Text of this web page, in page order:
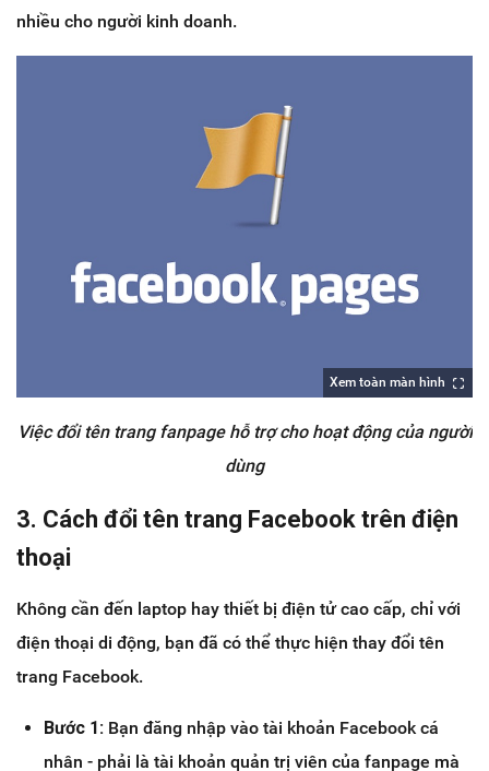
nhiều cho người kinh doanh.
Xem toàn màn hình
Việc đổi tên trang fanpage hỗ trợ cho hoạt động của người
dùng
3. Cách đổi tên trang Facebook trên điện
thoại
Không cần đến laptop hay thiết bị điện tử cao cấp, chỉ với
điện thoại di động, bạn đã có thể thực hiện thay đổi tên
trang Facebook.
Bước 1: Bạn đăng nhập vào tài khoản Facebook cá
nhân - phải là tài khoản quản trị viên của fanpage mà